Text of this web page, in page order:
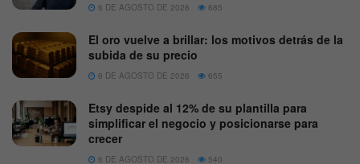
6 DE AGOSTO DE 2026 685
El oro vuelve a brillar: los motivos detrás de la
subida de su precio
6 DE AGOSTO DE 2026 655
Etsy despide al 12% de su plantilla para
simplificar el negocio y posicionarse para
crecer
6 DE AGOSTO DE 2026 540